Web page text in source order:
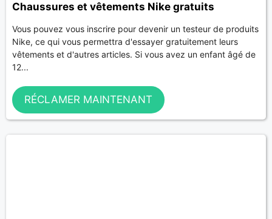
Chaussures et vêtements Nike gratuits
Vous pouvez vous inscrire pour devenir un testeur de produits
Nike, ce qui vous permettra d'essayer gratuitement leurs
vêtements et d'autres articles. Si vous avez un enfant âgé de
12...
RÉCLAMER MAINTENANT